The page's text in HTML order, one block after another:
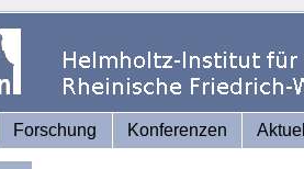
Forschung Konferenzen